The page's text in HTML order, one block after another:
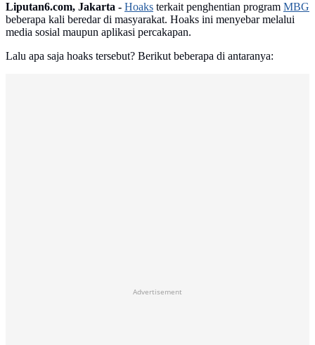
Liputan6.com, Jakarta - Hoaks terkait penghentian program MBG
beberapa kali beredar di masyarakat. Hoaks ini menyebar melalui
media sosial maupun aplikasi percakapan.
Lalu apa saja hoaks tersebut? Berikut beberapa di antaranya:
Advertisement